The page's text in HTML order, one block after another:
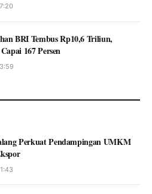
BRI Tembus Rp10,6 Triliun,
167 Persen
Perkuat Pendampingan UMKM